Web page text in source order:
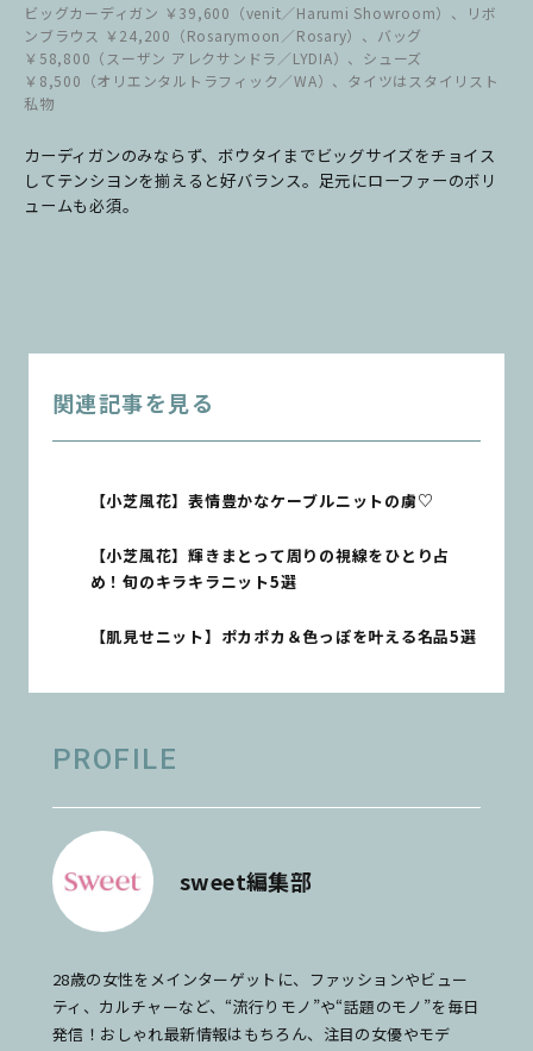
ビッグカーディガン ￥39,600（venit／Harumi Showroom）、リボ
ンブラウス ￥24,200（Rosarymoon／Rosary）、バッグ
￥58,800（スーザン アレクサンドラ／LYDIA）、シューズ
￥8,500（オリエンタルトラフィック／WA）、タイツはスタイリスト
私物
カーディガンのみならず、ボウタイまでビッグサイズをチョイス
してテンシヨンを揃えると好バランス。足元にローファーのボリ
ュームも必須。
関連記事を見る
【小芝風花】表情豊かなケーブルニットの虜♡
【小芝風花】輝きまとって周りの視線をひとり占
め！旬のキラキラニット5選
【肌見せニット】ポカポカ＆色っぽを叶える名品5選
PROFILE
sweet編集部
28歳の女性をメインターゲットに、ファッションやビュー
ティ、カルチャーなど、“流行りモノ”や“話題のモノ”を毎日
発信！おしゃれ最新情報はもちろん、注目の女優やモデ